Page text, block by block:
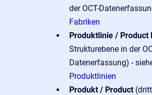
der OCT-
Fabriken
Produktlinie / Product
Strukturebene in der
Datenerfassung) -
Produktlinien
Produkt / Product